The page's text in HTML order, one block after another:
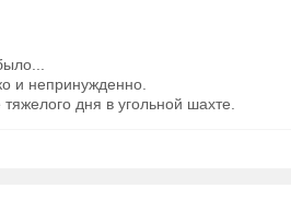
и непринужденно.
дня в угольной шахте.